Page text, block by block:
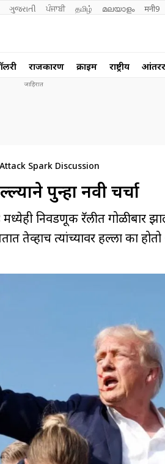
ગુજરાતી ਪੰਜਾਬੀ தமிழ் മലയാളം मनी9
राजकारण क्राईम राष्ट्रीय
Spark Discussion
पुन्हा नवी चर्चा
निवडणूक रॅलीत गोळीबार
तेव्हाच त्यांच्यावर हल्ला का